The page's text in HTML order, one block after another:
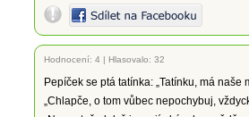
Hodnocení: 4 | Hlasovalo: 32
Pepíček se ptá tatínka: „Tatínku, má
„Chlapče, o tom vůbec nepochybuj,